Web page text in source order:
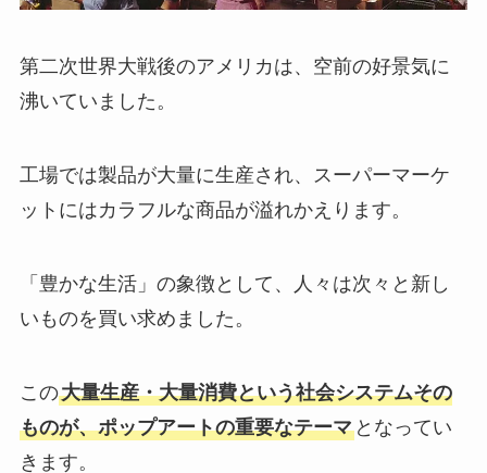
第二次世界大戦後のアメリカは、空前の好景気に
沸いていました。
工場では製品が大量に生産され、スーパーマーケ
ットにはカラフルな商品が溢れかえります。
「豊かな生活」の象徴として、人々は次々と新し
いものを買い求めました。
この大量生産・大量消費という社会システムその
ものが、ポップアートの重要なテーマとなってい
きます。